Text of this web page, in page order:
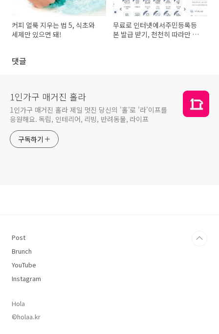
커피 얼룩 지우는 법 5, 식초와
세제만 있으면 돼!
무료로 인터넷에서주민등록등
본 발급 받기, 천천히 따라만 하
댓글
1인가구 매거진 홀라
1인가구 매거진 홀라 제일 멋진 당신의 '홀'로 '라'이프를
응원해요. 독립, 인테리어, 리빙, 반려동물, 라이프
구독하기
Post
Brunch
YouTube
Instagram
Hola
©holaa.kr